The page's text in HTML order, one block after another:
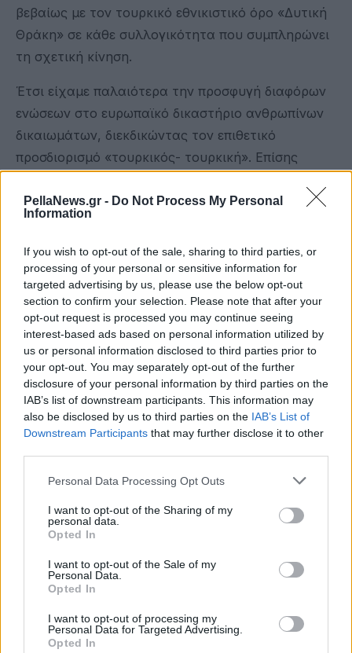
PellaNews.gr - Do Not Process My Personal
Information
If you wish to opt-out of the sale, sharing to third parties, or
processing of your personal or sensitive information for
targeted advertising by us, please use the below opt-out
section to confirm your selection. Please note that after your
opt-out request is processed you may continue seeing
interest-based ads based on personal information utilized by
us or personal information disclosed to third parties prior to
your opt-out. You may separately opt-out of the further
disclosure of your personal information by third parties on the
IAB’s list of downstream participants. This information may
also be disclosed by us to third parties on the IAB’s List of
Downstream Participants that may further disclose it to other
Personal Data Processing Opt Outs
I want to opt-out of the Sharing of my
personal data.
Opted In
I want to opt-out of the Sale of my
Personal Data.
Opted In
I want to opt-out of processing my
Personal Data for Targeted Advertising.
Opted In
βεβαίως με τον τουρκικό εθνικιστικό όρο «Δυτική
Θράκη» σε κάθε συλλογικότητα που συμπληρώνει
τη σχετική κίνηση.
Έτσι είχαμε παλαιότερα την προσφυγή διαφόρων
ενώσεων στο ευρωπαϊκό δικαστήριο ανθρωπίνων
δικαιωμάτων, διεκδικώντας τον επιθετικό
προσδιορισμό «τουρκικός- τουρκική». Επίσης
πολιτική, έχει βρει συμμάχους (και
προεκλογικούς….) και στα Σκόπια και στην
Αλβανία, αφού οι «μειονότητες» που σύμφωνα με
τις δύο γειτονικές χώρες που υπάρχουν στη
περιοχή και γενικότερα στην Ελλάδα,
συνεργάζονται με τους «Τούρκους» της Θράκης σε
ένα φόρουμ με σκοπό την καταδίκη της Ελλάδας.
Είναι γεγονός ότι η Θράκη έχει στρατηγική αξία
για την Τουρκία, μόνο που ο αναβαθμισμένος
ρόλος της Θράκης στην περιοχή των Βαλκανίων
και του Εύξεινου Πόντου, δεν συμπίπτει με τα
συμφέροντα της Τουρκίας. Έτσι η γειτονική χώρα
θέλει να ελέγχει μέσω των μηχανισμών της, αλλά
Θράκης με οποιοδήποτε τρόπο.
εσωτερικό μέτωπο γεμίζουν με ανασφάλεια την
Τουρκία, η οποία αναζητά άλλα πεδία εκτόνωσης
του εθνικισμού και της συνεχούς πίεσης προς την
Ελλάδα. Η Θράκη είναι ένα από αυτά τα πεδία και